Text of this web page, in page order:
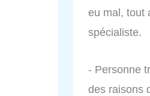
eu mal, tout
spécialiste.
- Personne
des raisons